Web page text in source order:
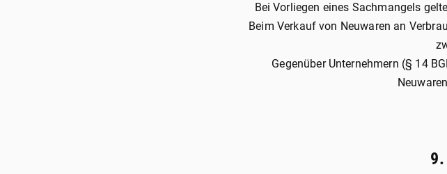
Bei Vorliegen eines Sachmangels
Beim Verkauf von Neuwaren an
Gegenüber Unternehmern (§ 14